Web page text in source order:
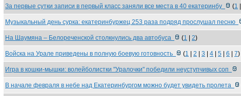
За первые сутки записи в первый класс заняли все места в 40 екатеринбу (1
Музыкальный день сурка: екатеринбуржец 253 раза подряд прослушал песню
На Шаумяна – Белореченской столкнулись два автобуса (1 2)
Войска на Урале приведены в полную боевую готовность (1 2 3 4 5 6 7)
Игра в кошки-мышки: волейболистки "Уралочки" победили неуступчивых соп
В начале февраля в небе над Екатеринбургом можно будет увидеть пролета